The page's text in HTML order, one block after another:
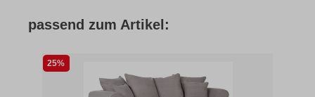
passend zum Artikel:
25%